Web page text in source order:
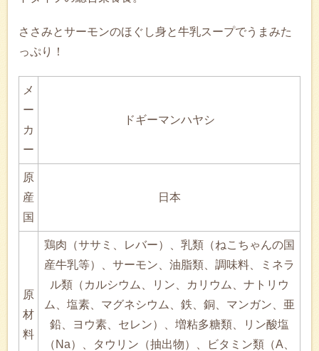
ささみとサーモンのほぐし身と牛乳スープでうまみた
っぷり！
メ
ー
カ
ー
ドギーマンハヤシ
原
産
国
日本
原
材
料
鶏肉（ササミ、レバー）、乳類（ねこちゃんの国
産牛乳等）、サーモン、油脂類、調味料、ミネラ
ル類（カルシウム、リン、カリウム、ナトリウ
ム、塩素、マグネシウム、鉄、銅、マンガン、亜
鉛、ヨウ素、セレン）、増粘多糖類、リン酸塩
（Na）、タウリン（抽出物）、ビタミン類（A、